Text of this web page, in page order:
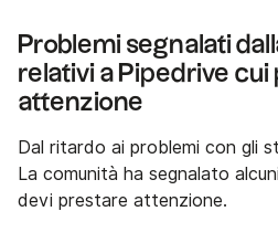
Problemi segnalati
relativi a Pipedrive
attenzione
Dal ritardo ai problemi con gli
La comunità ha segnalato
devi prestare attenzione.